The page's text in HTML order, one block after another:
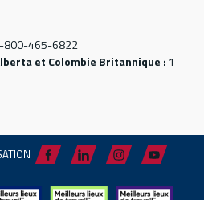
800-465-6822
et Colombie Britannique : 1-